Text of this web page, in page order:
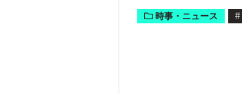
時事・ニュース #